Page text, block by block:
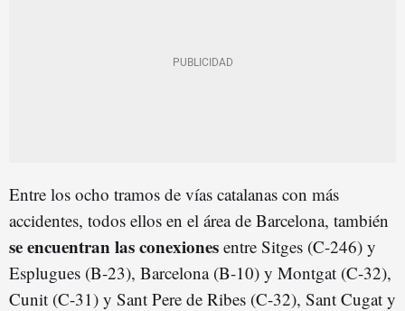
Entre los ocho tramos de vías catalanas con más
accidentes, todos ellos en el área de Barcelona, también
se encuentran las conexiones entre Sitges (C-246) y
Esplugues (B-23), Barcelona (B-10) y Montgat (C-32),
Cunit (C-31) y Sant Pere de Ribes (C-32), Sant Cugat y